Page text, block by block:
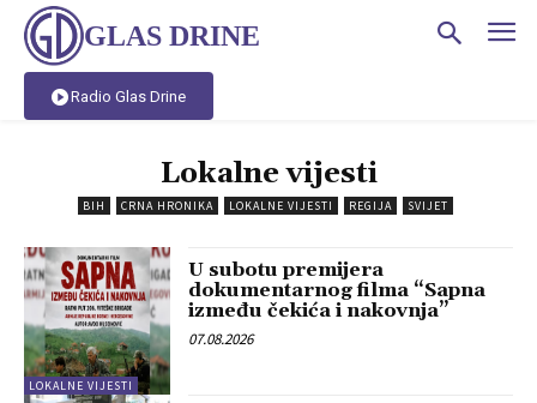
GLAS DRINE
Radio Glas Drine
Lokalne vijesti
BIH CRNA HRONIKA LOKALNE VIJESTI REGIJA SVIJET
LOKALNE VIJESTI
U subotu premijera
dokumentarnog filma “Sapna
između čekića i nakovnja”
07.08.2026